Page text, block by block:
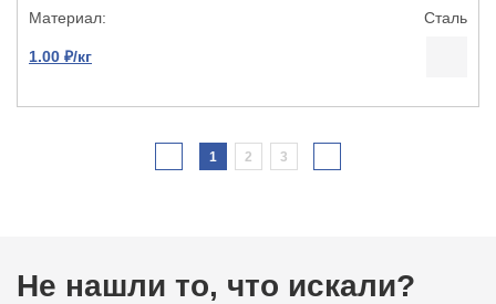
Сталь
1.00 ₽/кг
1 2 3
Не нашли то, что искали?